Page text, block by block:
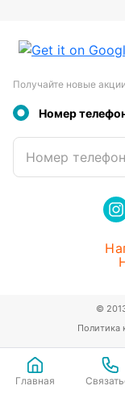
Главная
Получайте новые
Номер
Номер
Политика
©